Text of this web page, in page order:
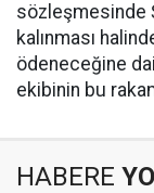
sözleşmesinde
kalınması
ödeneceğine
ekibinin bu
HABERE